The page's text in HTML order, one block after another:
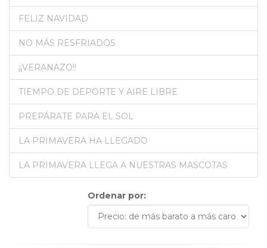
FELIZ NAVIDAD
NO MÁS RESFRIADOS
¡¡VERANAZO!!
TIEMPO DE DEPORTE Y AIRE LIBRE
PREPÁRATE PARA EL SOL
LA PRIMAVERA HA LLEGADO
LA PRIMAVERA LLEGA A NUESTRAS MASCOTAS
Ordenar por: